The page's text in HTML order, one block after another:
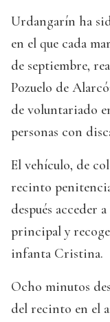
Urdangarín ha
en el que cada
de septiembre,
Pozuelo de
de voluntariado
personas con
El vehículo, de
recinto
después acceder
principal y
infanta Cristina.
Ocho minutos
del recinto en el